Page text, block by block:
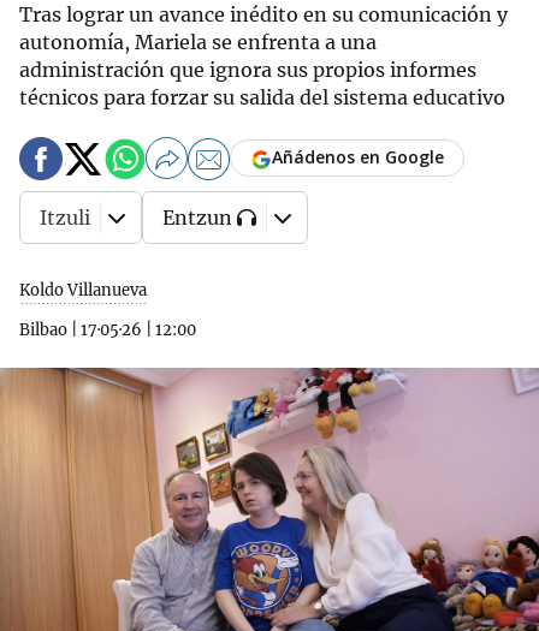
Tras lograr un avance inédito en su comunicación y
autonomía, Mariela se enfrenta a una
administración que ignora sus propios informes
técnicos para forzar su salida del sistema educativo
Koldo Villanueva
Bilbao
17·05·26 12:00
Añádenos en Google
Itzuli Entzun